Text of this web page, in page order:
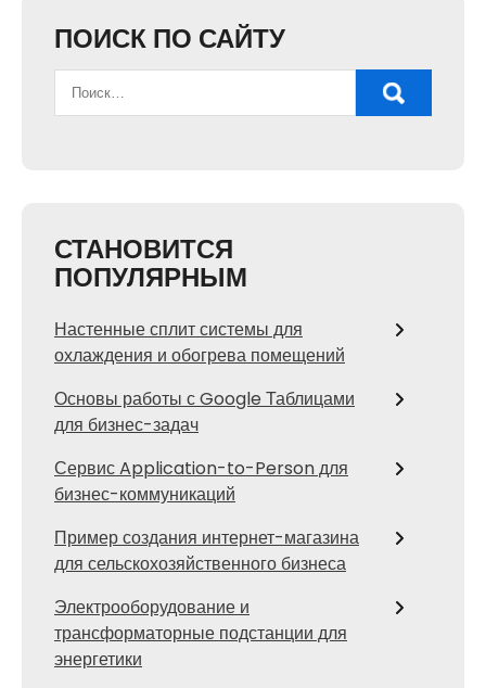
ПОИСК ПО САЙТУ
СТАНОВИТСЯ
ПОПУЛЯРНЫМ
Настенные сплит системы для
охлаждения и обогрева помещений
Основы работы с Google Таблицами
для бизнес-задач
Сервис Application-to-Person для
бизнес-коммуникаций
Пример создания интернет-магазина
для сельскохозяйственного бизнеса
Электрооборудование и
трансформаторные подстанции для
энергетики